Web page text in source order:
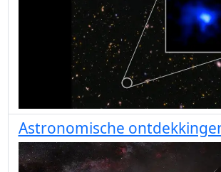
Astronomische